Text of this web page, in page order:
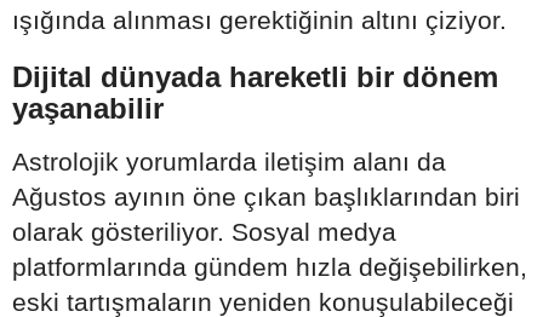
ışığında alınması gerektiğinin altını çiziyor.
Dijital dünyada hareketli bir dönem
yaşanabilir
Astrolojik yorumlarda iletişim alanı da
Ağustos ayının öne çıkan başlıklarından biri
olarak gösteriliyor. Sosyal medya
platformlarında gündem hızla değişebilirken,
eski tartışmaların yeniden konuşulabileceği